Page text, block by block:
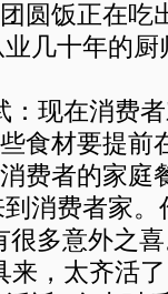
圆饭正在吃
几十年的
：现在消费
食材要提前
费者的家庭
消费者家。
很多意外之
来，太齐活